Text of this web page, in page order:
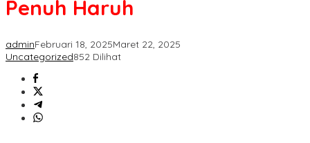
dengan
Penuh Haruh
adminFebruari 18, 2025Maret 22, 2025
Uncategorized852 Dilihat